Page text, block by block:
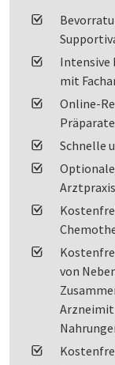
Intensive
mit
Online-
Präparate
Schnelle
Arztpraxis
von